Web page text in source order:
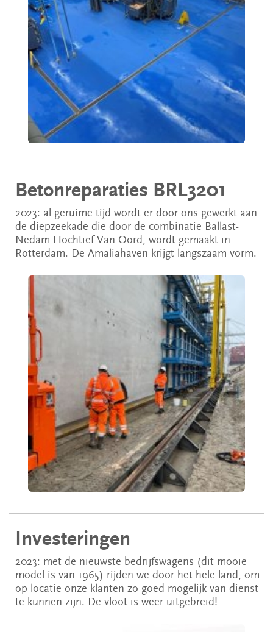
Betonreparaties BRL3201
2023: al geruime tijd wordt er door ons gewerkt aan
de diepzeekade die door de combinatie Ballast-
Nedam-Hochtief-Van Oord, wordt gemaakt in
Rotterdam. De Amaliahaven krijgt langszaam vorm.
Investeringen
2023: met de nieuwste bedrijfswagens (dit mooie
model is van 1965) rijden we door het hele land, om
op locatie onze klanten zo goed mogelijk van dienst
te kunnen zijn. De vloot is weer uitgebreid!